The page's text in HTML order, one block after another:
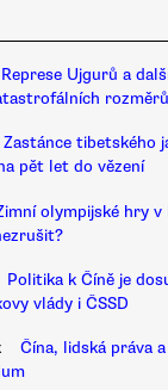
Represe Ujgurů a
rozměrů
Zastánce tibetského
pět let do vězení
olympijské hry v
Politika k Číně je
vlády i ČSSD
Čína, lidská práva